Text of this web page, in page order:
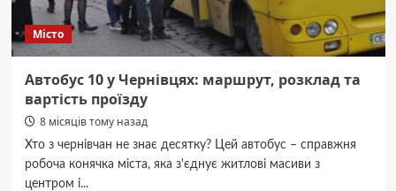
Місто
Автобус 10 у Чернівцях: маршрут, розклад та
вартість проїзду
8 місяців тому назад
Хто з чернівчан не знає десятку? Цей автобус – справжня
робоча конячка міста, яка з'єднує житлові масиви з
центром і...